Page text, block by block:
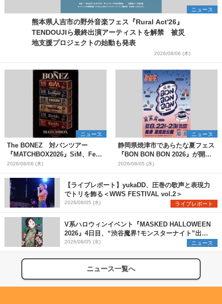
ニュース
熊本県人吉市の野外音楽フェス『Rural Act'26』
TENDOUJIら最終出演アーティストを解禁 被災
地支援プロジェクトの始動も発表
2026/08/06 (木)
ニュース
The BONEZ 対バンツアー
『MATCHBOX2026』SiM、Fear,
and Loathing in Las Vegasら対
バンアーティストを一斉解禁
2026/08/06 (木)
ニュース
静岡県焼津市であらたな夏フェス
『BON BON BON 2026』が開
催 音楽ライブ×盆踊り×DJ×屋台
グルメ×ランタンナイトで彩る2日
間
2026/08/05 (水)
【ライブレポート】yukaDD、圧巻の歌声と表現力
でトリを飾る＜WWS FESTIVAL vol.2＞
2026/08/05 (水) ライブレポート
V系ハロウィンイベント『MASKED HALLOWEEN
2026』4日目、“渋谷魔界†モンスターナイト”出演6
組を発表
2026/08/05 (水) ニュース
ニュース一覧へ